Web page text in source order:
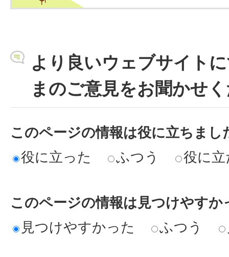
より良いウェブサイト
まのご意見をお聞かせ
このページの情報は役に立ちまし
役に立った
ふつう 役に
このページの情報は見つけやすか
見つけやすかった
ふつう